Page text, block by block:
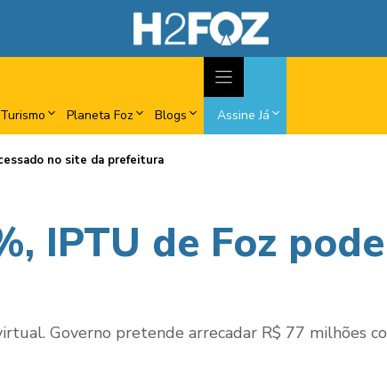
Turismo Planeta Foz Blogs Assine Já
no site da prefeitura
IPTU de Foz
Governo pretende arrecadar R$ 77 milhões